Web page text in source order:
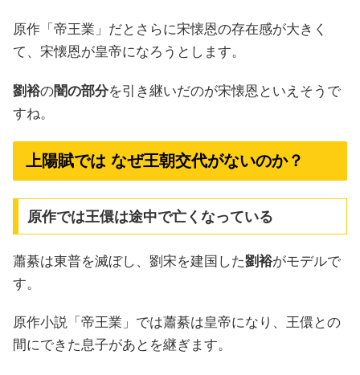
原作「帝王業」だとさらに宋懐恩の存在感が大きく
て、宋懐恩が皇帝になろうとします。
劉裕の闇の部分を引き継いだのが宋懐恩といえそうで
すね。
上陽賦では なぜ王朝交代がないのか？
原作では王儇は途中で亡くなっている
蕭綦は東普を滅ぼし、劉宋を建国した劉裕がモデルで
す。
原作小説「帝王業」では蕭綦は皇帝になり、王儇との
間にできた息子があとを継ぎます。